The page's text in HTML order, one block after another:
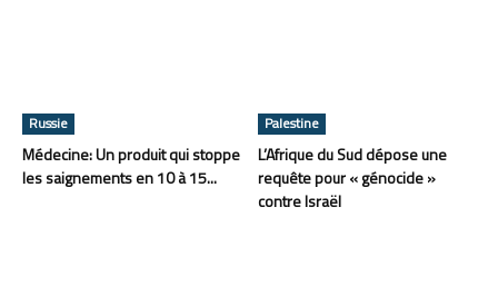
Russie
Médecine: Un produit qui stoppe
les saignements en 10 à 15...
Palestine
L’Afrique du Sud dépose une
requête pour « génocide »
contre Israël